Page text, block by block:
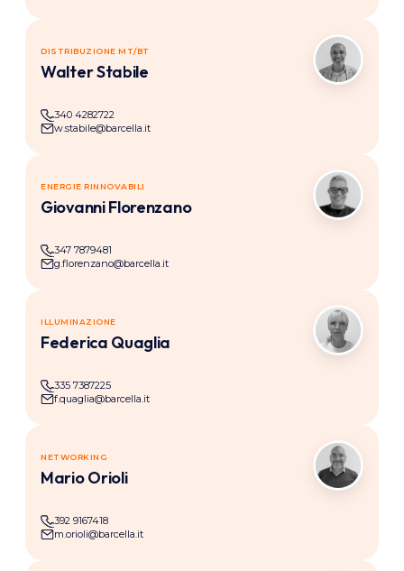
DISTRIBUZIONE MT/BT
Walter Stabile
340 4282722
w.stabile@barcella.it
AT
ENERGIE RINNOVABILI
Giovanni Florenzano
347 7879481
g.florenzano@barcella.it
GF
ILLUMINAZIONE
Federica Quaglia
335 7387225
f.quaglia@barcella.it
FQ
NETWORKING
Mario Orioli
392 9167418
m.orioli@barcella.it
MO